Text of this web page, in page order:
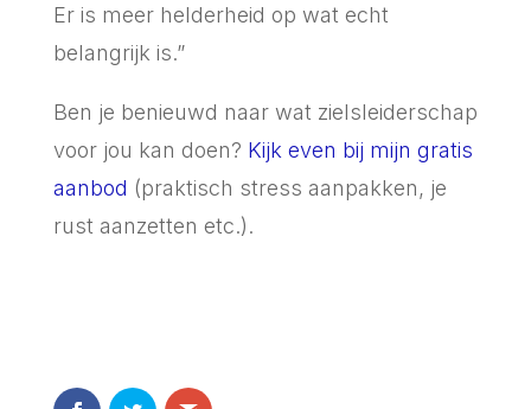
Er is meer helderheid op wat echt
belangrijk is.”
Ben je benieuwd naar wat zielsleiderschap
voor jou kan doen? Kijk even bij mijn gratis
aanbod (praktisch stress aanpakken, je
rust aanzetten etc.).